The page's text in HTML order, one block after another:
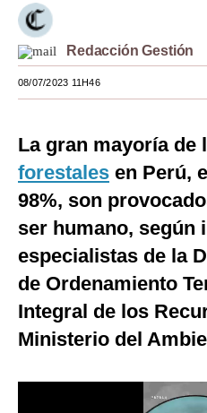
Viajes
Moda
Estilos
EEUU
España
Internacional
Club del Suscriptor
Redacción Gestión
08/07/2023 11H46
La gran mayoría de
forestales en Perú,
98%, son
ser humano, según
especialistas de la
de Ordenamiento
Integral de los
Ministerio del